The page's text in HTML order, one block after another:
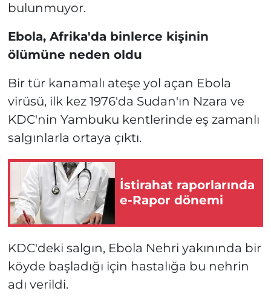
bulunmuyor.
Ebola, Afrika'da binlerce kişinin
ölümüne neden oldu
Bir tür kanamalı ateşe yol açan Ebola
virüsü, ilk kez 1976'da Sudan'ın Nzara ve
KDC'nin Yambuku kentlerinde eş zamanlı
salgınlarla ortaya çıktı.
İstirahat raporlarında
e-Rapor dönemi
KDC'deki salgın, Ebola Nehri yakınında bir
köyde başladığı için hastalığa bu nehrin
adı verildi.